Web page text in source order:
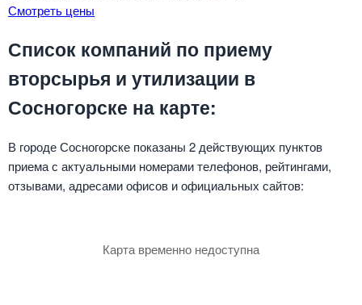
Смотреть цены
Список компаний по приему
вторсырья и утилизации в
Сосногорске на карте:
В городе Сосногорске показаны 2 действующих пунктов
приема с актуальными номерами телефонов, рейтингами,
отзывами, адресами офисов и официальных сайтов:
Карта временно недоступна